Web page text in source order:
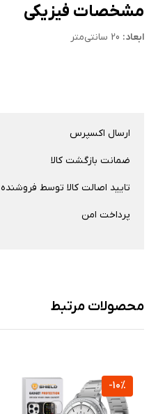
مشخصات فیزیکی
ابعاد:
ارسال اکسپرس
ضمانت بازگشت کالا
تایید اصالت کالا توسط فروشنده
پرداخت امن
محصولات مرتبط
-10%